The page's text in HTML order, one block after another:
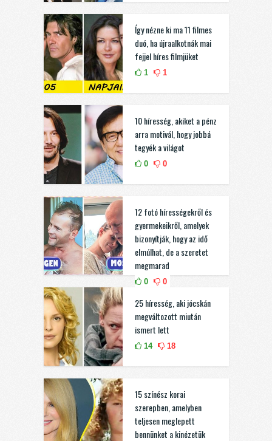
Így nézne ki ma 11 filmes
duó, ha újraalkotnák mai
fejjel híres filmjüket
1 1
10 híresség, akiket a pénz
arra motivál, hogy jobbá
tegyék a világot
0 0
12 fotó hírességekről és
gyermekeikről, amelyek
bizonyítják, hogy az idő
elmúlhat, de a szeretet
megmarad
0 0
25 híresség, aki jócskán
megváltozott miután
ismert lett
14 18
15 színész korai
szerepben, amelyben
teljesen meglepett
bennünket a kinézetük